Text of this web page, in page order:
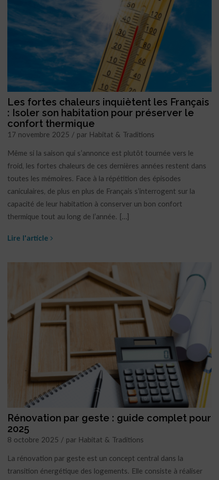
Les fortes chaleurs inquiètent les Français
: Isoler son habitation pour préserver le
confort thermique
17 novembre 2025 / par Habitat & Traditions
Même si la saison qui s’annonce est plutôt tournée vers le
froid, les fortes chaleurs de ces dernières années restent dans
toutes les mémoires. Face à la répétition des épisodes
caniculaires, de plus en plus de Français s’interrogent sur la
capacité de leur habitation à conserver un bon confort
thermique tout au long de l’année. […]
Lire l'article
Rénovation par geste : guide complet pour
2025
8 octobre 2025 / par Habitat & Traditions
La rénovation par geste est un concept central dans la
transition énergétique des logements. Elle consiste à réaliser